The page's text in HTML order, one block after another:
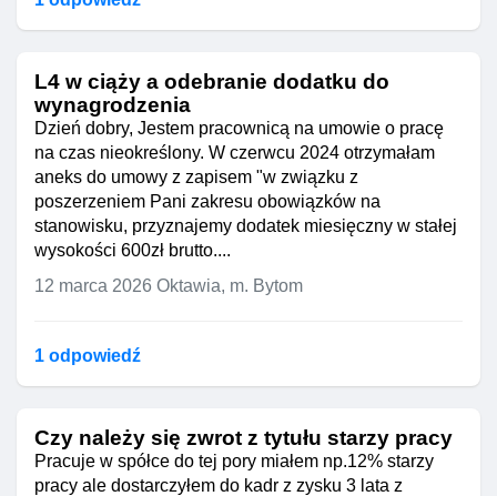
L4 w ciąży a odebranie dodatku do
wynagrodzenia
Dzień dobry, Jestem pracownicą na umowie o pracę
na czas nieokreślony. W czerwcu 2024 otrzymałam
aneks do umowy z zapisem "w związku z
poszerzeniem Pani zakresu obowiązków na
stanowisku, przyznajemy dodatek miesięczny w stałej
wysokości 600zł brutto....
12 marca 2026 Oktawia, m. Bytom
1 odpowiedź
Czy należy się zwrot z tytułu starzy pracy
Pracuje w spółce do tej pory miałem np.12% starzy
pracy ale dostarczyłem do kadr z zysku 3 lata z